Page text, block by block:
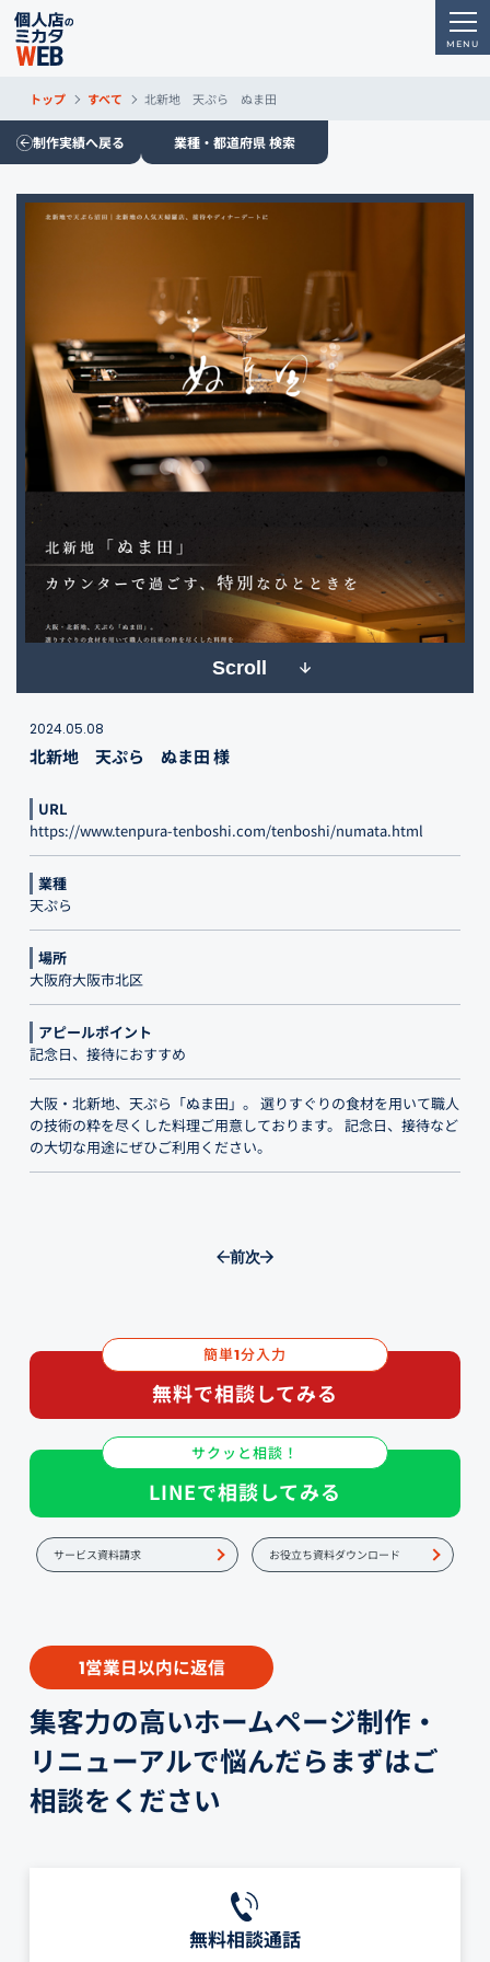
トップ すべて 北新地 天ぷら ぬま田
制作実績へ戻る 業種・都道府県 検索
Scroll
2024.05.08
北新地 天ぷら ぬま田 様
URL
https://www.tenpura-tenboshi.com/tenboshi/numata.html
業種
天ぷら
場所
大阪府大阪市北区
アピールポイント
記念日、接待におすすめ
大阪・北新地、天ぷら「ぬま田」。 選りすぐりの食材を用いて職人
の技術の粋を尽くした料理ご用意しております。 記念日、接待など
の大切な用途にぜひご利用ください。
前次
簡単1分入力
無料で相談してみる
サクッと相談！
LINEで相談してみる
サービス資料請求 お役立ち資料ダウンロード
1営業日以内に返信
集客力の高いホームページ制作・
リニューアルで悩んだらまずはご
相談をください
無料相談通話